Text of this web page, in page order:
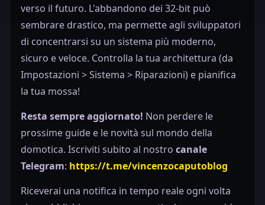
verso il futuro. L'abbandono dei 32-bit può
sembrare drastico, ma permette agli sviluppatori
di concentrarsi su un sistema più moderno,
sicuro e veloce. Controlla la tua architettura (da
Impostazioni > Sistema > Riparazioni) e pianifica
la tua mossa!
Resta sempre aggiornato! Non perdere le
prossime guide e le novità sul mondo della
domotica. Iscriviti subito al nostro canale
Telegram: https://t.me/vincenzocaputoblog
Riceverai una notifica in tempo reale ogni volta